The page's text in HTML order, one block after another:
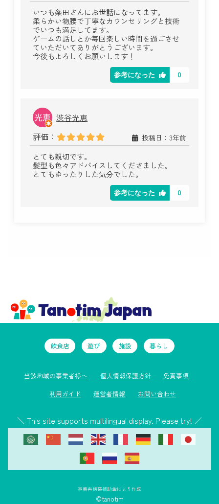
いつも粂田さんにお世話になってます。
柔らかい物腰で丁寧なカウンセリングと技術
でいつも満足してます。
ゲームの話しとか毎回楽しい時間を過ごさせ
ていただいてありがとうございます。
今後もよろしくお願いします！
参考になった 0
渋谷光恵
評価：
投稿日：3年前
とても親切です。
髪型も色々アドバイスしてくださました。
とてもゆったりした気分でした。
参考になった 0
飲食店 遊び 施設 暮らし
当該地域の事業者様へ 個人情報保護方針
免責事項
利用ガイド
運営者情報 お問い合わせ
＼ This site supports multilingual display. Please try! ／
事業再構築補助金により作成
©tanotim